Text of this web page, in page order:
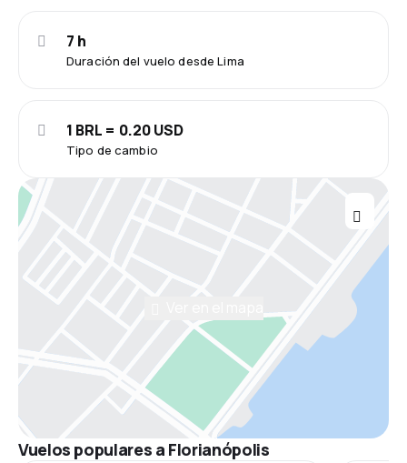
Duración del vuelo desde Lima
7 h
Tipo de cambio
1 BRL = 0.20 USD
Vuelos populares a Florianópolis